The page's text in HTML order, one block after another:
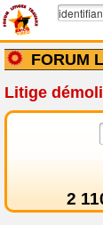
FORUM
Litige
2